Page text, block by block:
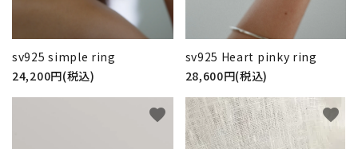
sv925 simple ring
24,200円(税込)
sv925 Heart pinky ring
28,600円(税込)
favorite favorite